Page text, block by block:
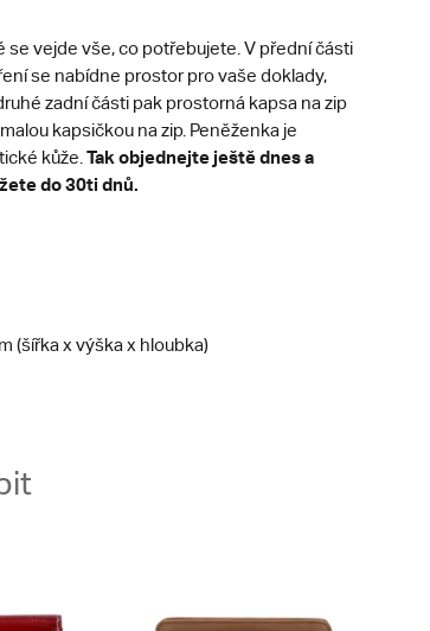
se vejde vše, co potřebujete. V přední části
se nabídne prostor pro vaše doklady,
zadní části pak prostorná kapsa na zip
kapsičkou na zip. Peněženka je
kůže. Tak objednejte ještě dnes a
do 30ti dnů.
(šířka x výška x hloubka)